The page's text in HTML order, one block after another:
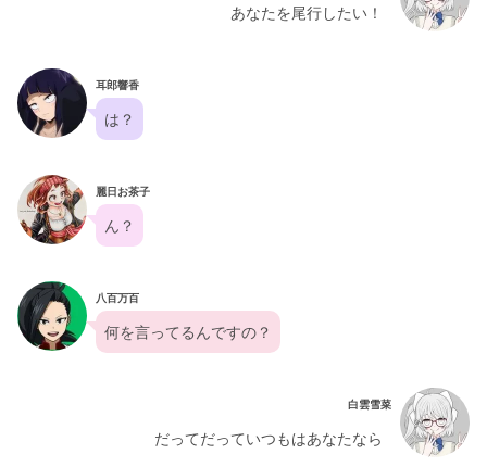
あなたを尾行したい！
耳郎響香
は？
麗日お茶子
ん？
八百万百
何を言ってるんですの？
白雲雪菜
だってだっていつもはあなたなら